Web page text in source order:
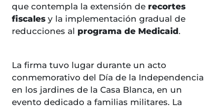
que contempla la extensión de recortes
fiscales y la implementación gradual de
reducciones al programa de Medicaid.
La firma tuvo lugar durante un acto
conmemorativo del Día de la Independencia
en los jardines de la Casa Blanca, en un
evento dedicado a familias militares. La